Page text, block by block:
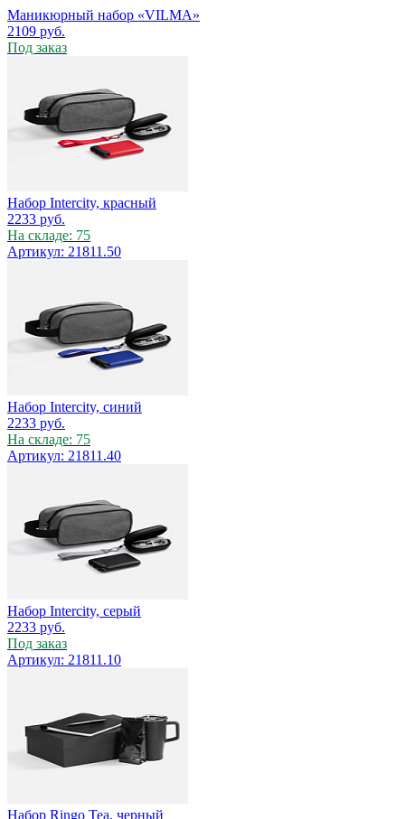
Маникюрный набор «VILMA»
2109 руб.
Под заказ
Набор Intercity, красный
2233 руб.
На складе: 75
Артикул: 21811.50
Набор Intercity, синий
2233 руб.
На складе: 75
Артикул: 21811.40
Набор Intercity, серый
2233 руб.
Под заказ
Артикул: 21811.10
Набор Ringo Tea, черный